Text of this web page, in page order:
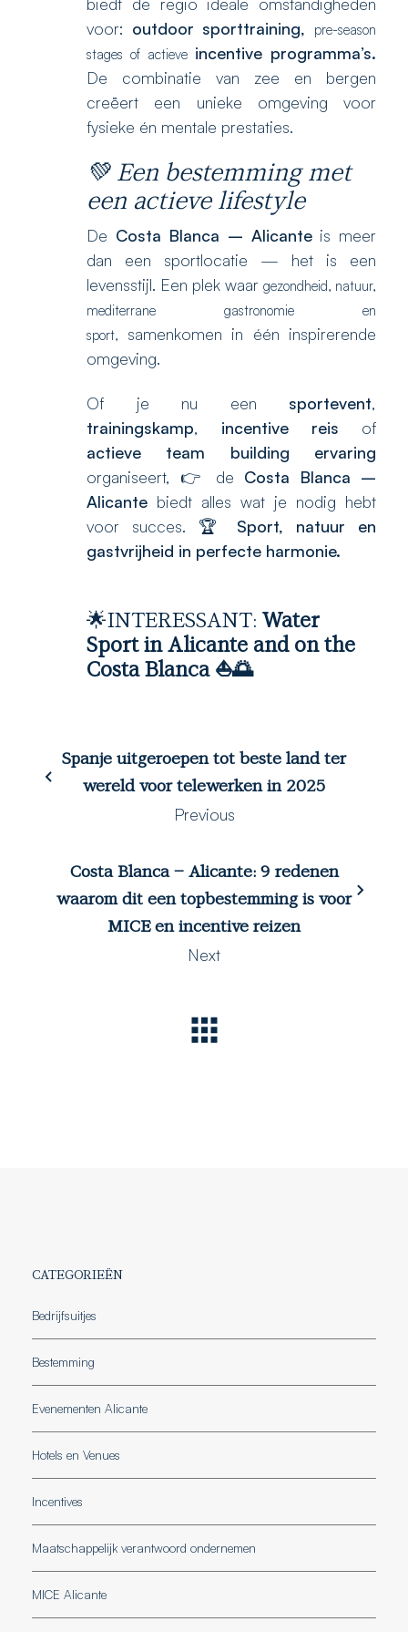
voor: outdoor sporttraining,
pre-season
stages of actieve incentive programma’s.
De combinatie van zee en bergen
creëert een unieke omgeving voor
fysieke én mentale prestaties.
💚 Een bestemming met
een actieve lifestyle
De Costa Blanca – Alicanteis meer
dan een sportlocatie — het is een
levensstijl. Een plek waar gezondheid, natuur,
mediterrane gastronomie en
sport, samenkomen in één inspirerende
omgeving.
Of je nu een sportevent,
trainingskamp, incentive reis of
actieve team building ervaring
organiseert, 👉 de Costa Blanca –
Alicante biedt alles wat je nodig hebt
voor succes. 🏆 Sport, natuur en
gastvrijheid in perfecte harmonie.
🌟INTERESSANT: Water
Sport in Alicante and on the
Costa Blanca⛵🌅
Spanje uitgeroepen tot beste land ter
wereld voor telewerken in 2025
Previous
Costa Blanca – Alicante: 9 redenen
waarom dit een topbestemming is voor
MICE en incentive reizen
Next
CATEGORIEËN
Bedrijfsuitjes
Bestemming
Evenementen Alicante
Hotels en Venues
Incentives
Maatschappelijk verantwoord ondernemen
MICE Alicante